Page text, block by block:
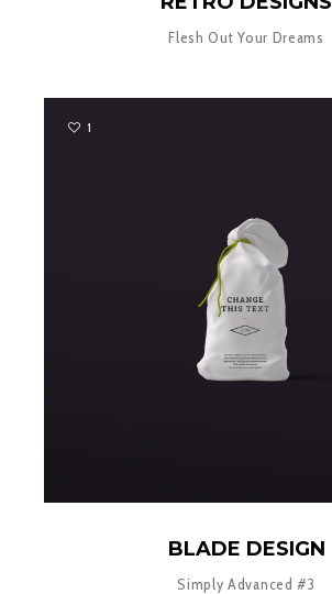
Flesh Out Your Dreams
1
BLADE DESIGN
Simply Advanced #3